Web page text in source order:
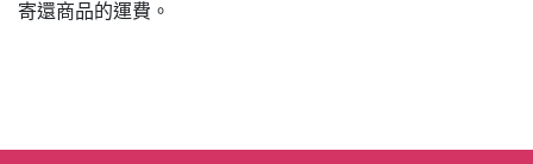
寄還商品的運費。